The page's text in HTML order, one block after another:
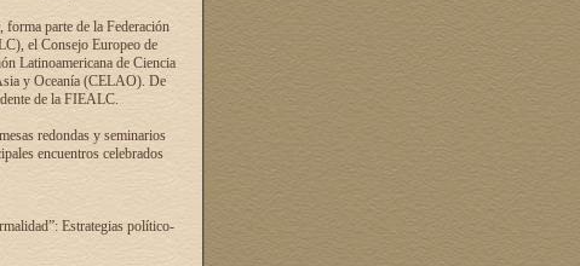
parte de la Federación
el Consejo Europeo de
Latinoamericana de Ciencia
y Oceanía (CELAO). De
de la FIEALC.
redondas y seminarios
encuentros celebrados
Estrategias político-